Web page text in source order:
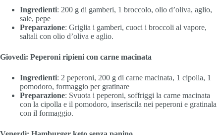
Ingredienti: 200 g di gamberi, 1 broccolo, olio d’oliva, aglio,
sale, pepe
Preparazione: Griglia i gamberi, cuoci i broccoli al vapore,
saltali con olio d’oliva e aglio.
Giovedì: Peperoni ripieni con carne macinata
Ingredienti: 2 peperoni, 200 g di carne macinata, 1 cipolla, 1
pomodoro, formaggio per gratinare
Preparazione: Svuota i peperoni, soffriggi la carne macinata
con la cipolla e il pomodoro, inseriscila nei peperoni e gratinala
con il formaggio.